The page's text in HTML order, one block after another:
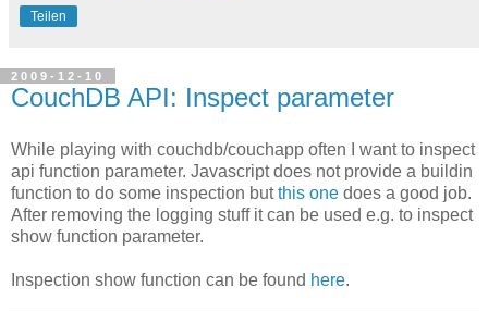
Teilen
2009-12-10
CouchDB API: Inspect parameter
While playing with couchdb/couchapp often I want to inspect
api function parameter. Javascript does not provide a buildin
function to do some inspection butthis one does a good job.
After removing the logging stuff it can be used e.g. to inspect
show function parameter.
Inspection show function can be found here.